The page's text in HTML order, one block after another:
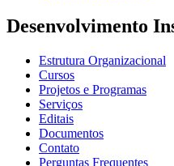
Desenvolvimento
Estrutura Organizacional
Cursos
Projetos e Programas
Serviços
Editais
Documentos
Contato
Perguntas Frequentes